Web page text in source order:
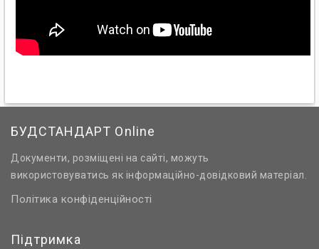
БУДСТАНДАРТ Online
Документи, розміщені на сайті, можуть
використовуватись як інформаційно-довідковий матеріал.
Політика конфіденційності
Підтримка